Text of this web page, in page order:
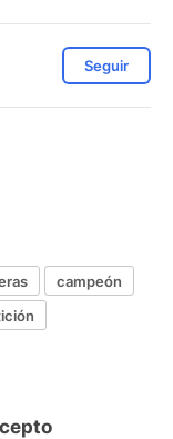
Seguir
campeón